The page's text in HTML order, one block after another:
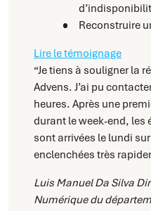
Reconstruire
Lire le témoignage
“Je tiens à souligner la
Advens. J’ai pu
heures. Après une
durant le week-end, les
sont arrivées le lundi
enclenchées très
Luis Manuel Da Silva
Numérique du